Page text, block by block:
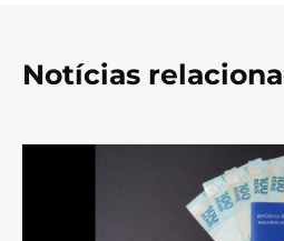
Notícias